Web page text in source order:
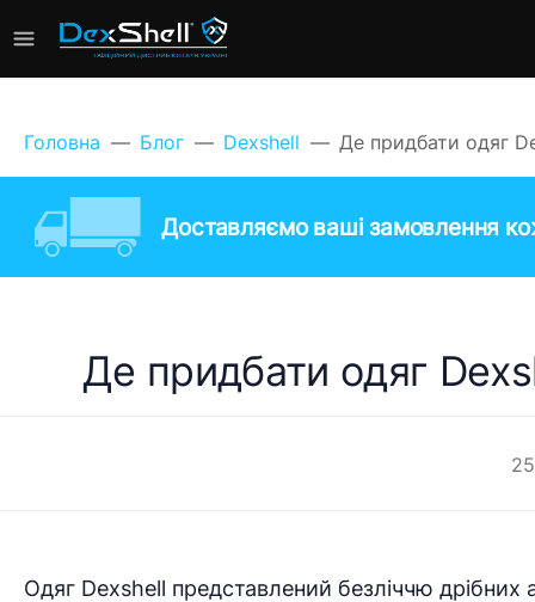
Головна Блог Dexshell Де придбати одяг
Доставляємо ваші замовлення
Де придбати одяг
Одяг Dexshell представлений безліччю дрібних